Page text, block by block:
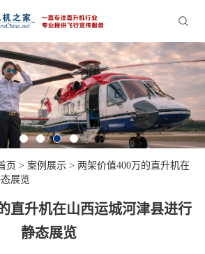
页 > 案例展示 > 两架价值400万的直升机在
展览
直升机在山西运城河津县进行
静态展览